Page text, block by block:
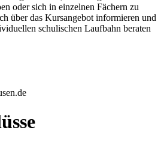
oder sich in einzelnen Fächern zu
über das Kursangebot informieren und
schulischen Laufbahn beraten